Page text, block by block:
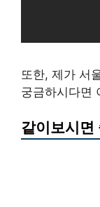
또한, 제가 서
궁금하시다면
같이보시면